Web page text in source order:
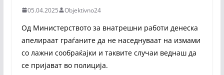
05.04.2025 Objektivno24
Од Министерството за внатрешни работи денеска
апелираат граѓаните да не наседнуваат на измами
со лажни сообраќајки и таквите случаи веднаш да
се пријават во полиција.